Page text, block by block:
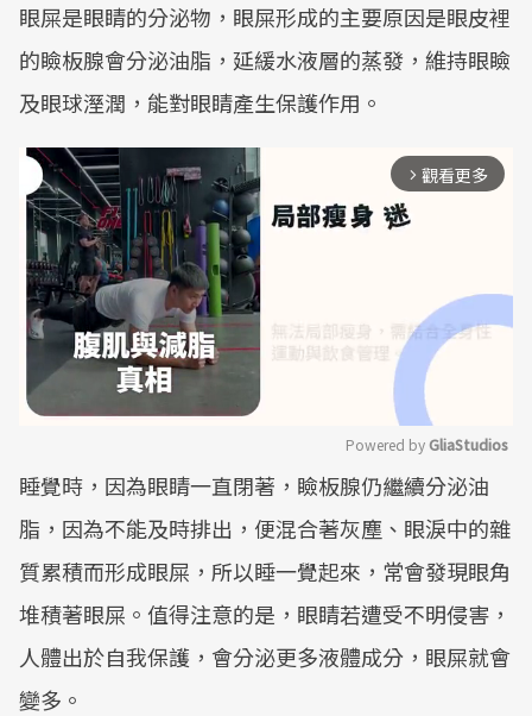
眼屎是眼睛的分泌物，眼屎形成的主要原因是眼皮裡
的瞼板腺會分泌油脂，延緩水液層的蒸發，維持眼瞼
及眼球溼潤，能對眼睛產生保護作用。
arrow_forward_ios 觀看更多
Mute
Powered by GliaStudios
睡覺時，因為眼睛一直閉著，瞼板腺仍繼續分泌油
脂，因為不能及時排出，便混合著灰塵、眼淚中的雜
質累積而形成眼屎，所以睡一覺起來，常會發現眼角
堆積著眼屎。值得注意的是，眼睛若遭受不明侵害，
人體出於自我保護，會分泌更多液體成分，眼屎就會
變多。